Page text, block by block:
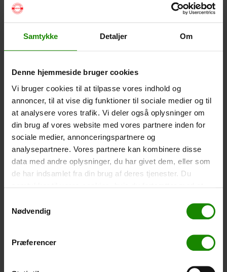
Samtykke Detaljer Om
Denne hjemmeside bruger cookies
Vi bruger cookies til at tilpasse vores indhold og
annoncer, til at vise dig funktioner til sociale medier og til
at analysere vores trafik. Vi deler også oplysninger om
din brug af vores website med vores partnere inden for
sociale medier, annonceringspartnere og
analysepartnere. Vores partnere kan kombinere disse
data med andre oplysninger, du har givet dem, eller som
de har indsamlet fra din brug af deres tjenester. Du
Nødvendig
Præferencer
Wasserdichte Smartphone-Hülle (+
Personenanzahl: 4 – Klicken Sie auf das Bild, um die
Zeltgröße zu sehen.
- +
Fischernetz für Kinder (+ 30,00kr.)
Teleskopstange 52-129cm. Ø30cm – Kann nicht in
einer bestimmten Farbe gebucht werden.
Wasserdicht, leichtes Material, Einheitsgröße – Kann
nicht in einer bestimmten Farbe gebucht werden.
+